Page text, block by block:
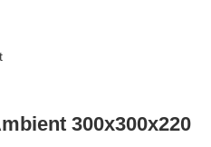
300x300x220